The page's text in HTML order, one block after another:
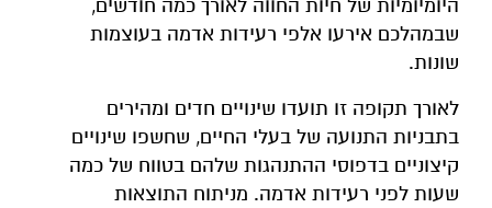
היומיומיות של חיות החווה לאורך כמה חודשים,
שבמהלכם אירעו אלפי רעידות אדמה בעוצמות
שונות.
לאורך תקופה זו תועדו שינויים חדים ומהירים
בתבניות התנועה של בעלי החיים, שחשפו שינויים
קיצוניים בדפוסי ההתנהגות שלהם בטווח של כמה
שעות לפני רעידות אדמה. מניתוח התוצאות